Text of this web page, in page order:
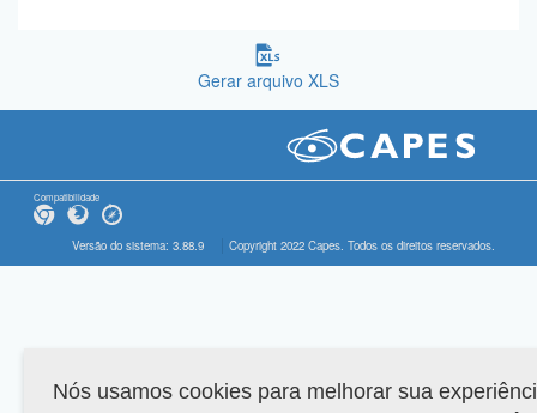
Gerar arquivo XLS
Compatibilidade
Versão do sistema: 3.88.9 Copyright 2022 Capes. Todos os direitos reservados.
Nós usamos cookies para melhorar sua